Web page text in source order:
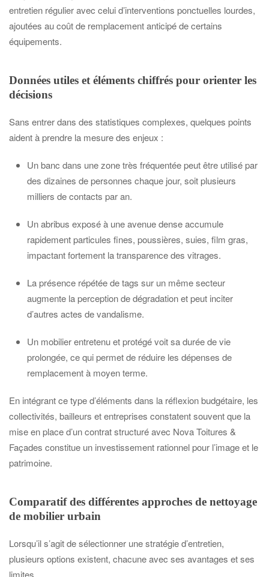
entretien régulier avec celui d’interventions ponctuelles lourdes,
ajoutées au coût de remplacement anticipé de certains
équipements.
Données utiles et éléments chiffrés pour orienter les
décisions
Sans entrer dans des statistiques complexes, quelques points
aident à prendre la mesure des enjeux :
Un banc dans une zone très fréquentée peut être utilisé par
des dizaines de personnes chaque jour, soit plusieurs
milliers de contacts par an.
Un abribus exposé à une avenue dense accumule
rapidement particules fines, poussières, suies, film gras,
impactant fortement la transparence des vitrages.
La présence répétée de tags sur un même secteur
augmente la perception de dégradation et peut inciter
d’autres actes de vandalisme.
Un mobilier entretenu et protégé voit sa durée de vie
prolongée, ce qui permet de réduire les dépenses de
remplacement à moyen terme.
En intégrant ce type d’éléments dans la réflexion budgétaire, les
collectivités, bailleurs et entreprises constatent souvent que la
mise en place d’un contrat structuré avec Nova Toitures &
Façades constitue un investissement rationnel pour l’image et le
patrimoine.
Comparatif des différentes approches de nettoyage
de mobilier urbain
Lorsqu’il s’agit de sélectionner une stratégie d’entretien,
plusieurs options existent, chacune avec ses avantages et ses
limites.